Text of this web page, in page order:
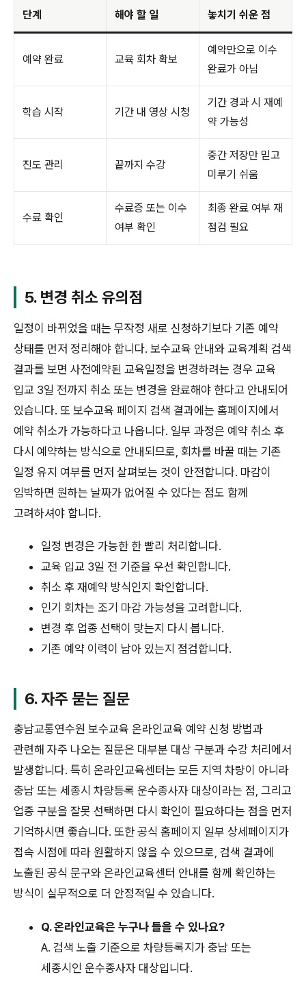
단계 해야 할 일 놓치기 쉬운 점
예약 완료 교육 회차 확보
예약만으로 이수
완료가 아님
학습 시작 기간 내 영상 시청
기간 경과 시 재예
약 가능성
진도 관리 끝까지 수강
중간 저장만 믿고
미루기 쉬움
수료 확인
수료증 또는 이수
여부 확인
최종 완료 여부 재
점검 필요
5. 변경 취소 유의점
일정이 바뀌었을 때는 무작정 새로 신청하기보다 기존 예약
상태를 먼저 정리해야 합니다. 보수교육 안내와 교육계획 검색
결과를 보면 사전예약된 교육일정을 변경하려는 경우 교육
입교 3일 전까지 취소 또는 변경을 완료해야 한다고 안내되어
있습니다. 또 보수교육 페이지 검색 결과에는 홈페이지에서
예약 취소가 가능하다고 나옵니다. 일부 과정은 예약 취소 후
다시 예약하는 방식으로 안내되므로, 회차를 바꿀 때는 기존
일정 유지 여부를 먼저 살펴보는 것이 안전합니다. 마감이
임박하면 원하는 날짜가 없어질 수 있다는 점도 함께
고려하셔야 합니다.
일정 변경은 가능한 한 빨리 처리합니다.
교육 입교 3일 전 기준을 우선 확인합니다.
취소 후 재예약 방식인지 확인합니다.
인기 회차는 조기 마감 가능성을 고려합니다.
변경 후 업종 선택이 맞는지 다시 봅니다.
기존 예약 이력이 남아 있는지 점검합니다.
6. 자주 묻는 질문
충남교통연수원 보수교육 온라인교육 예약 신청 방법과
관련해 자주 나오는 질문은 대부분 대상 구분과 수강 처리에서
발생합니다. 특히 온라인교육센터는 모든 지역 차량이 아니라
충남 또는 세종시 차량등록 운수종사자 대상이라는 점, 그리고
업종 구분을 잘못 선택하면 다시 확인이 필요하다는 점을 먼저
기억하시면 좋습니다. 또한 공식 홈페이지 일부 상세페이지가
접속 시점에 따라 원활하지 않을 수 있으므로, 검색 결과에
노출된 공식 문구와 온라인교육센터 안내를 함께 확인하는
방식이 실무적으로 더 안정적일 수 있습니다.
Q. 온라인교육은 누구나 들을 수 있나요?
A. 검색 노출 기준으로 차량등록지가 충남 또는
세종시인 운수종사자 대상입니다.